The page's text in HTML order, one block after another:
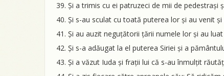
Și a trimis cu ei patruzeci de mii de pedestrași
Și s-au sculat cu toată puterea lor și au venit
Și au auzit neguțătorii țării numele lor și au
Și s-a adăugat la el puterea Siriei și a
Și a văzut Iuda și frații lui că s-au înmulțit